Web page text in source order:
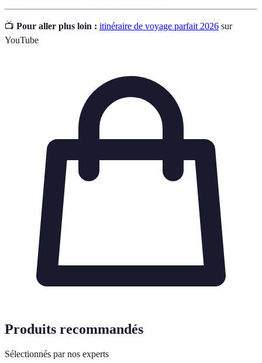
📺 Pour aller plus loin : itinéraire de voyage parfait 2026 sur
YouTube
Produits recommandés
Sélectionnés par nos experts